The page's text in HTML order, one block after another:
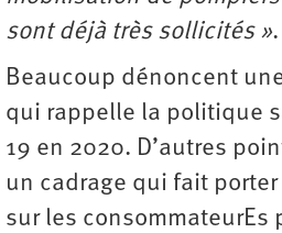
sont déjà très sollicités ».
Beaucoup dénoncent
qui rappelle la politique
19 en 2020. D’autres
un cadrage qui fait
sur les consommateurEs